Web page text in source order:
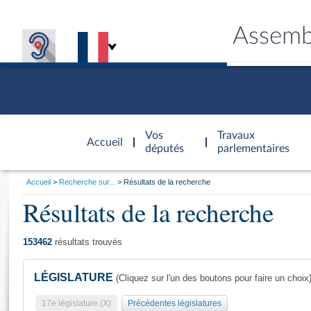
Accueil
d'accueil
Vos
députés
Travaux
parlementaires
Général
Vous
Accueil Recherche sur... Résultats de la recherche
Résultats de la recherche
153462 résultats trouvés
LÉGISLATURE (Cliquez sur l'un des boutons pour faire un choix)
17e législature (X) Précédentes législatures